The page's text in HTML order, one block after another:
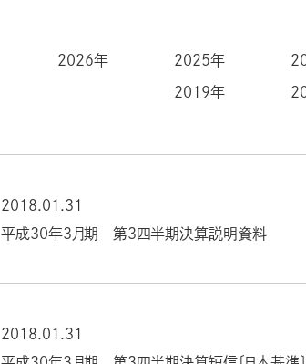
2026年 2025年
2019年
2018.01.31
平成30年３月期 第３四半期決算説明資料
2018.01.31